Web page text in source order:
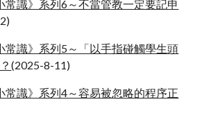
常識》系列6～不當管教一定要記申
常識》系列5～「以手指碰觸學生頭
(2025-8-11)
常識》系列4～容易被忽略的程序正